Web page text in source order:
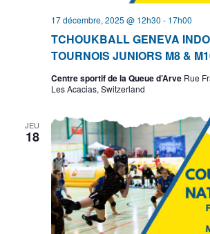
TCHOUKBALL GENEVA
TOURNOIS JUNIORS M8 &
17 décembre, 2025 @ 12h30 - 17h00
Centre sportif de la Queue d’Arve Rue
Les Acacias, Switzerland
JEU
18